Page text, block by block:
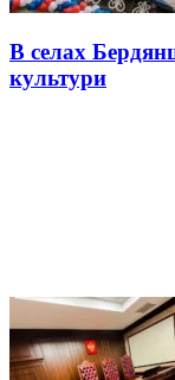
В селах
культури